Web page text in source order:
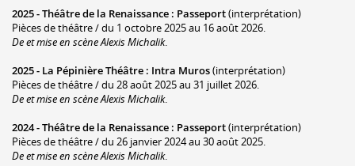
2025 -Théâtre de la Renaissance : Passeport(interprétation)
Pièces de théâtre / du 1 octobre 2025 au 16 août 2026.
De et mise en scène Alexis Michalik.
2025 - La Pépinière Théâtre : Intra Muros(interprétation)
Pièces de théâtre / du 28 août 2025 au 31 juillet 2026.
De et mise en scène Alexis Michalik.
2024 -Théâtre de la Renaissance : Passeport(interprétation)
Pièces de théâtre / du 26 janvier 2024 au 30 août 2025.
De et mise en scène Alexis Michalik.